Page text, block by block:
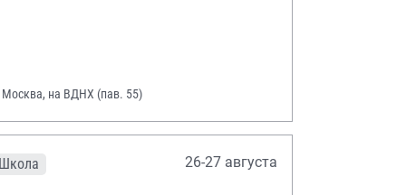
Москва, на ВДНХ (пав. 55)
Школа 26-27 августа